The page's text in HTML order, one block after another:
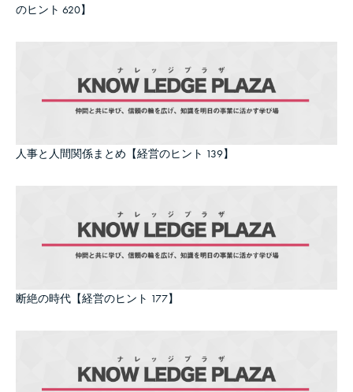
のヒント 620】
人事と人間関係まとめ【経営のヒント 139】
断絶の時代【経営のヒント 177】